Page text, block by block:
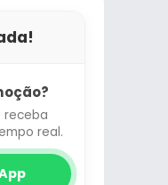
receba
real.